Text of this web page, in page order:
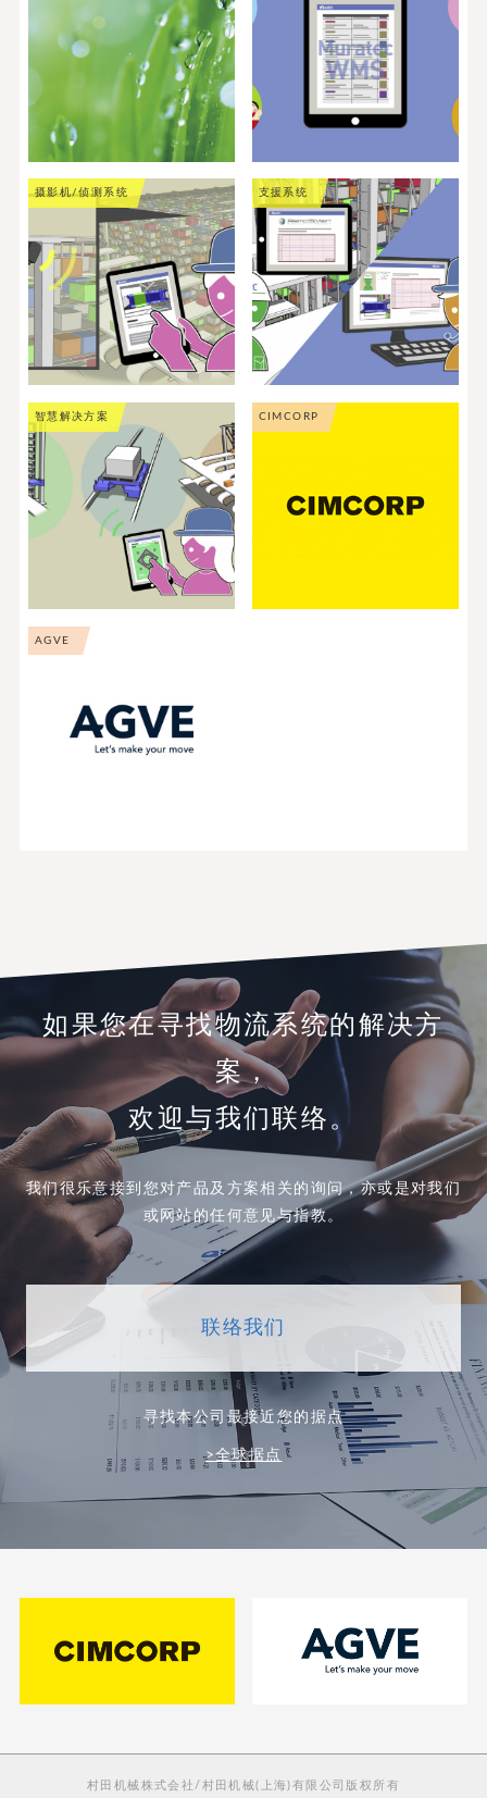
摄影机/侦测系统 支援系统
智慧解决方案 CIMCORP
AGVE
如果您在寻找物流系统的解决方
案，
欢迎与我们联络。
我们很乐意接到您对产品及方案相关的询问，亦或是对我们
或网站的任何意见与指教。
联络我们
寻找本公司最接近您的据点
>全球据点
村田机械株式会社/村田机械(上海)有限公司版权所有